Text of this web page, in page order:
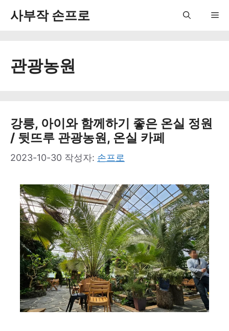
사부작 손프로
관광농원
강릉, 아이와 함께하기 좋은 온실 정원
/ 뒷뜨루 관광농원, 온실 카페
2023-10-30 작성자: 손프로